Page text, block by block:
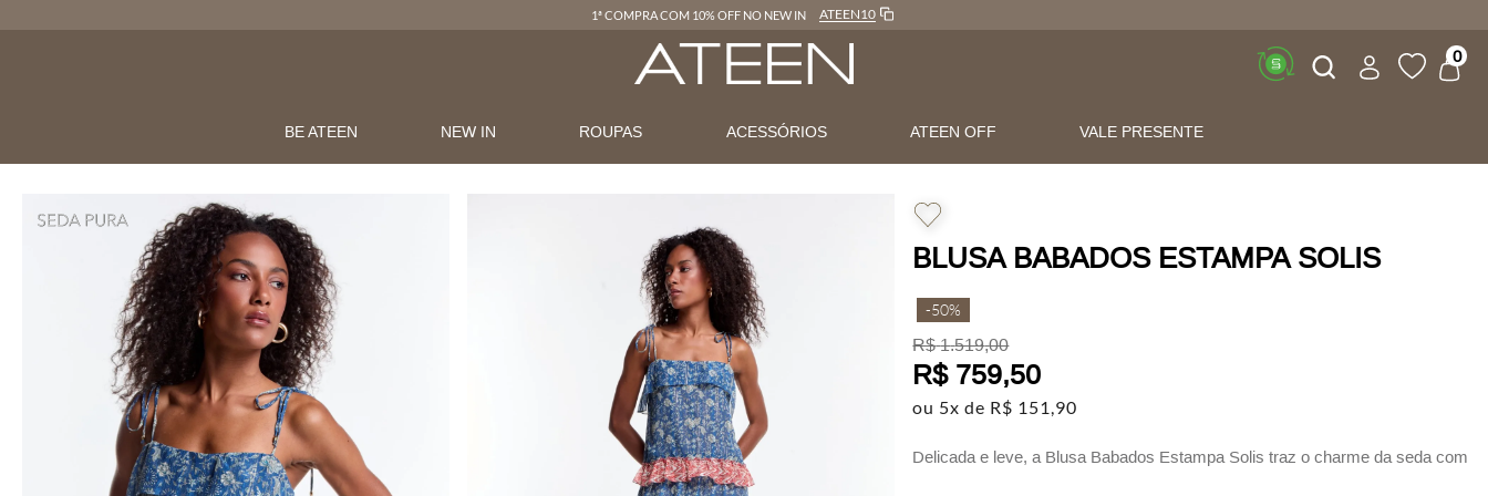
1ª COMPRA COM 10% OFF NO NEW IN ATEEN10
Buscar 0
BE ATEEN NEW IN ROUPAS ACESSÓRIOS ATEEN OFF VALE PRESENTE
BLUSA BABADOS ESTAMPA SOLIS
-50%
R$ 1.519,00
R$ 759,50
ou 5x de R$ 151 ,90
Delicada e leve, a Blusa Babados Estampa Solis traz o charme da seda com